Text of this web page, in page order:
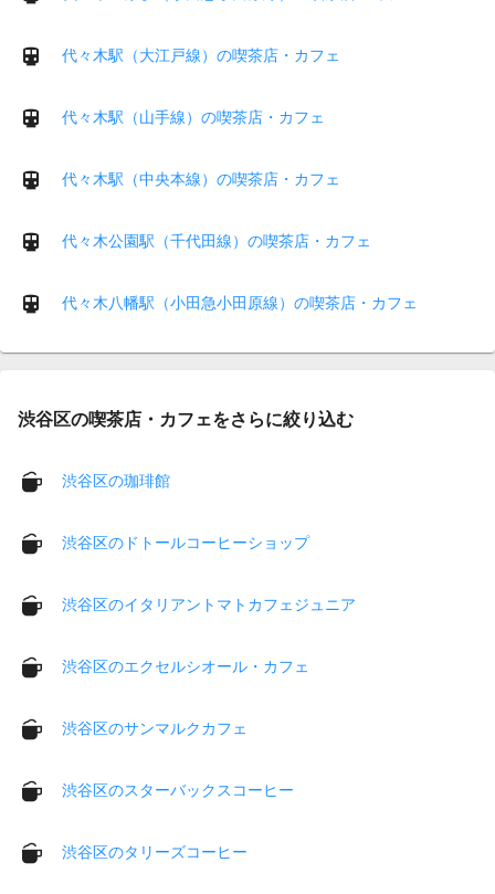
代々木駅（大江戸線）の喫茶店・カフェ
代々木駅（山手線）の喫茶店・カフェ
代々木駅（中央本線）の喫茶店・カフェ
代々木公園駅（千代田線）の喫茶店・カフェ
代々木八幡駅（小田急小田原線）の喫茶店・カフェ
渋谷区の喫茶店・カフェをさらに絞り込む
渋谷区の珈琲館
渋谷区のドトールコーヒーショップ
渋谷区のイタリアントマトカフェジュニア
渋谷区のエクセルシオール・カフェ
渋谷区のサンマルクカフェ
渋谷区のスターバックスコーヒー
渋谷区のタリーズコーヒー